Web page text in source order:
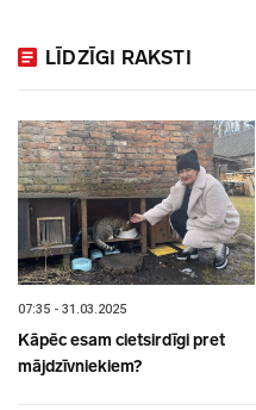
LĪDZĪGI RAKSTI
07:35 - 31.03.2025
Kāpēc esam cietsirdīgi pret
mājdzīvniekiem?